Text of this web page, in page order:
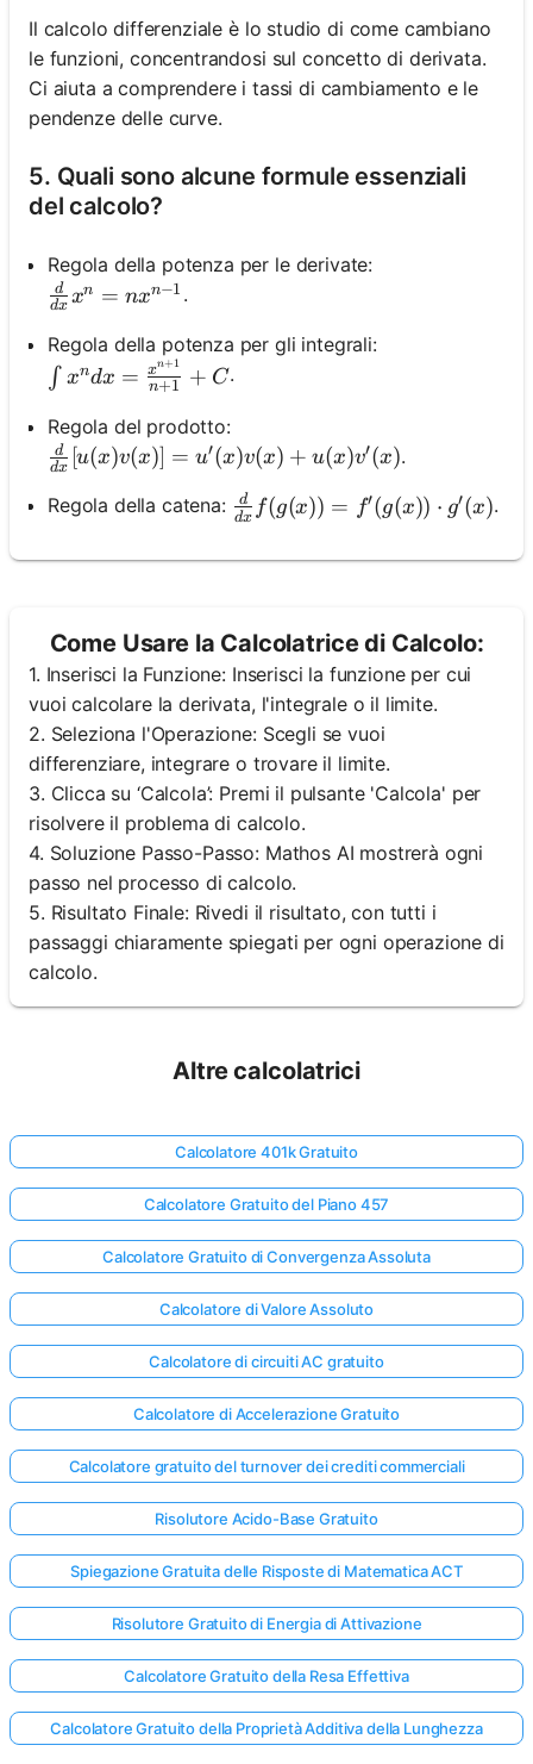
qui!
Il calcolo differenziale è lo studio di come cambiano
le funzioni, concentrandosi sul concetto di derivata.
Ci aiuta a comprendere i tassi di cambiamento e le
pendenze delle curve.
5. Quali sono alcune formule essenziali
del calcolo?
Regola della potenza per le derivate:
\frac{d}{d x} x^n=n x^{n-1}
dx
d xn = nxn−1 .
Regola della potenza per gli integrali:
\int x^n d x=\frac{x^{n+1}}{n+1}+C
∫ xndx = n+1
xn+1 + C.
Regola del prodotto:
\frac{d}{d x}[u(x) v(x)]=u^{\prime}(x)
dx
d [u(x)v(x)] = u′(x)v(x) + u(x)v′(x).
Regola della catena: \frac{d}{d x}
dx
d f(g(x)) = f′(g(x)) ⋅ g′(x).
Come Usare la Calcolatrice di Calcolo:
1. Inserisci la Funzione: Inserisci la funzione per cui
vuoi calcolare la derivata, l'integrale o il limite.
2. Seleziona l'Operazione: Scegli se vuoi
differenziare, integrare o trovare il limite.
3. Clicca su ‘Calcola’: Premi il pulsante 'Calcola' per
risolvere il problema di calcolo.
4. Soluzione Passo-Passo: Mathos AI mostrerà ogni
passo nel processo di calcolo.
5. Risultato Finale: Rivedi il risultato, con tutti i
passaggi chiaramente spiegati per ogni operazione di
calcolo.
Altre calcolatrici
Calcolatore 401k Gratuito
Calcolatore Gratuito del Piano 457
Calcolatore Gratuito di Convergenza Assoluta
Calcolatore di Valore Assoluto
Calcolatore di circuiti AC gratuito
Calcolatore di Accelerazione Gratuito
Calcolatore gratuito del turnover dei crediti commerciali
Risolutore Acido-Base Gratuito
Spiegazione Gratuita delle Risposte di Matematica ACT
Risolutore Gratuito di Energia di Attivazione
Calcolatore Gratuito della Resa Effettiva
Calcolatore Gratuito della Proprietà Additiva della Lunghezza